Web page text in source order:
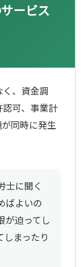
ービス
、資金調
可、事業計
同時に発生
士に聞く
ばよいの
が迫ってし
しまったり